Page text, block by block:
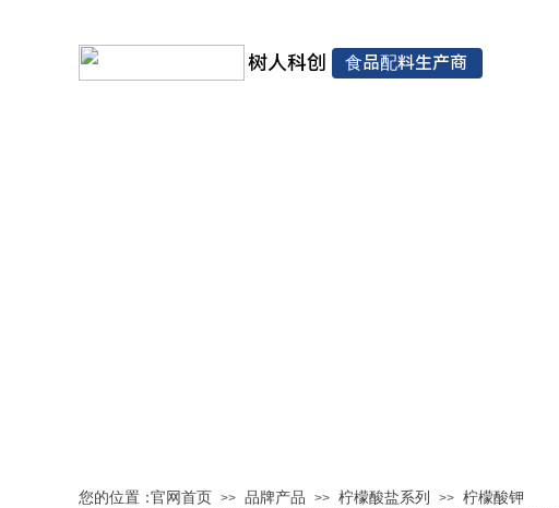
食品配料生产商
树人科创
官网首页 >> 品牌产品 >> 柠檬酸盐系列 >> 柠檬酸钾
您的位置：